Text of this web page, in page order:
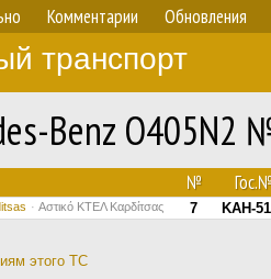
Комментарии Обновления
транспорт
Benz O405N2
№
Αστικό ΚΤΕΛ Καρδίτσας 7 KAH-
этого ТС